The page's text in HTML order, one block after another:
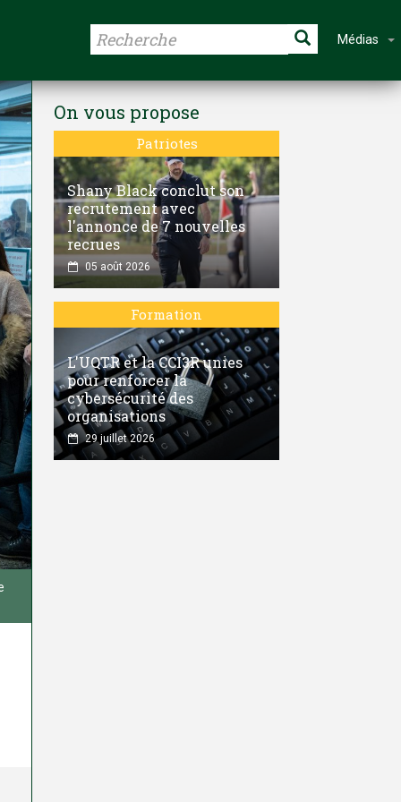
Médias
On vous propose
Patriotes
Shany Black conclut son
recrutement avec
l'annonce de 7 nouvelles
recrues
05 août 2026
Formation
L'UQTR et la CCI3R unies
pour renforcer la
cybersécurité des
organisations
29 juillet 2026